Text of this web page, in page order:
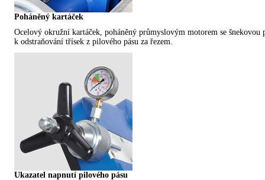
Poháněný kartáček
Ocelový okružní kartáček, poháněný průmyslovým motorem se šnekovou
k odstraňování třísek z pilového pásu za řezem.
Ukazatel napnutí pilového pásu